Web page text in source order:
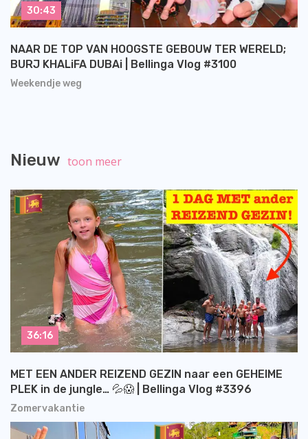
Weekendje weg
NAAR DE TOP VAN HOOGSTE GEBOUW TER WERELD;
BURJ KHALiFA DUBAi | Bellinga Vlog #3100
30:43
Nieuw toon meer
Zomervakantie
MET EEN ANDER REIZEND GEZIN naar een GEHEIME
PLEK in de jungle… 💦😱 | Bellinga Vlog #3396
36:16